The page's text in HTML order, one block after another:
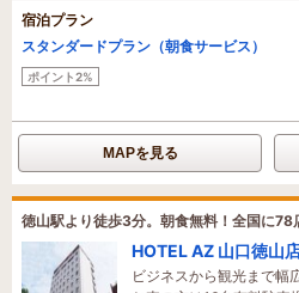
宿泊プラン
スタンダードプラン（朝食サービス）
ポイント2%
MAPを見る
徳山駅より徒歩3分。朝食無料！全国に78
HOTEL AZ 山口徳山
ビジネスから観光まで幅